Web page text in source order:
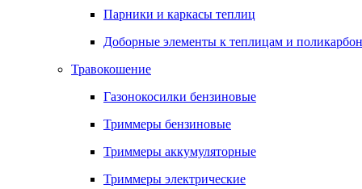
Парники и каркасы теплиц
Доборные элементы к теплицам и
Травокошение
Газонокосилки бензиновые
Триммеры бензиновые
Триммеры аккумуляторные
Триммеры электрические